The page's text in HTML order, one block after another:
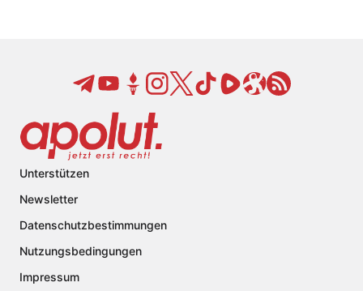
Unterstützen
Newsletter
Datenschutzbestimmungen
Nutzungsbedingungen
Impressum